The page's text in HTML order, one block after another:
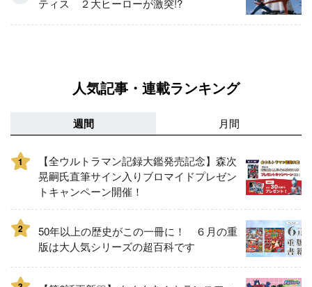
ティス ２大ヒーローが激突!?
人気記事・連載ランキング
週間 月間
1
【全ウルトラマン記録大鑑発売記念】森次
晃嗣氏直筆サイン入りブロマイドプレゼン
トキャンペーン開催！
2
50年以上の歴史がこの一冊に！ ６月の重
版は大人気シリーズの超百科です